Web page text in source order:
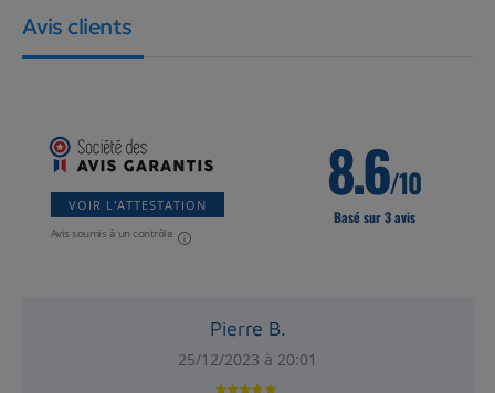
Avis clients
VOIR L'ATTESTATION
Avis soumis à un contrôle
8.6/10
Basé sur 3 avis
Pierre B.
25/12/2023 à 20:01